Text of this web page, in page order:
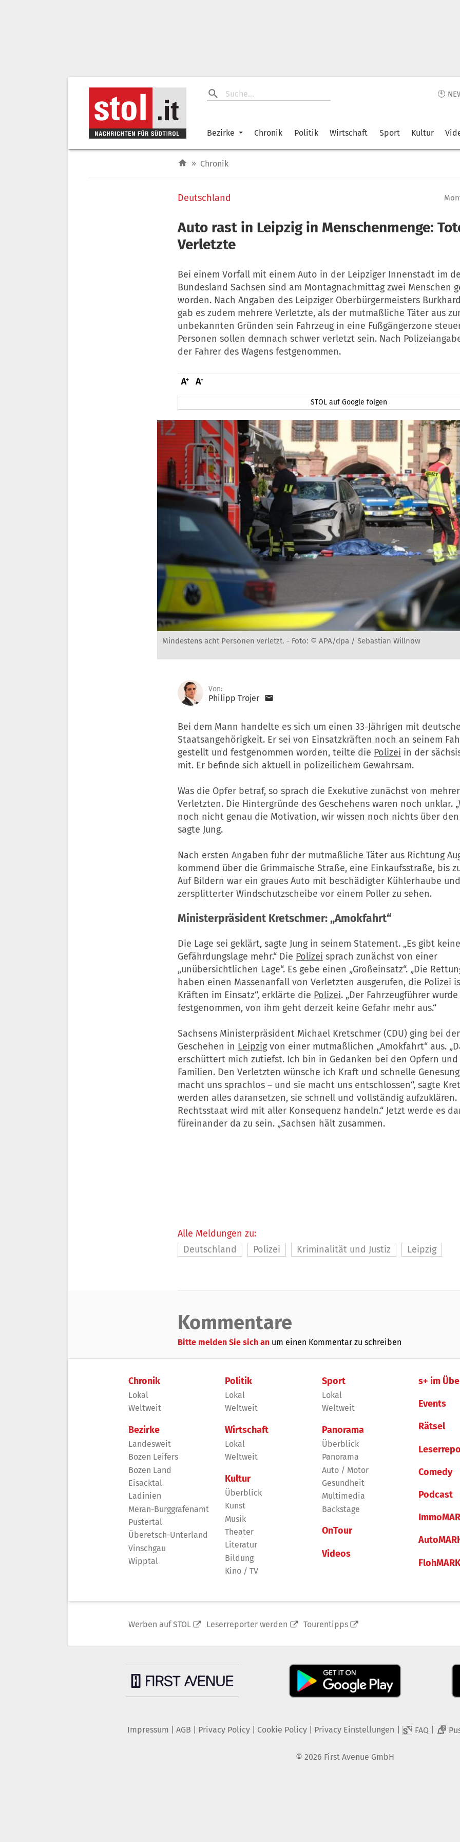
🕙
Bezirke Chronik Politik Wirtschaft Sport Kultur
» Chronik
Deutschland
Auto rast in Leipzig in Menschenmenge:
Verletzte
Bei einem Vorfall mit einem Auto in der Leipziger Innenstadt im
Bundesland Sachsen sind am Montagnachmittag zwei Menschen
worden. Nach Angaben des Leipziger Oberbürgermeisters Burkhard
gab es zudem mehrere Verletzte, als der mutmaßliche Täter aus
unbekannten Gründen sein Fahrzeug in eine Fußgängerzone
Personen sollen demnach schwer verletzt sein. Nach
der Fahrer des Wagens festgenommen.
STOL auf Google folgen
Mindestens acht Personen verletzt. - Foto: © APA/dpa / Sebastian Willnow
Von:
Philipp Trojer
Bei dem Mann handelte es sich um einen 33-Jährigen mit
Staatsangehörigkeit. Er sei von Einsatzkräften noch an seinem
gestellt und festgenommen worden, teilte die Polizei in der
mit. Er befinde sich aktuell in polizeilichem Gewahrsam.
Was die Opfer betraf, so sprach die Exekutive zunächst von
Verletzten. Die Hintergründe des Geschehens waren noch unklar.
noch nicht genau die Motivation, wir wissen noch nichts über den
sagte Jung.
Nach ersten Angaben fuhr der mutmaßliche Täter aus Richtung
kommend über die Grimmaische Straße, eine Einkaufsstraße, bis
Auf Bildern war ein graues Auto mit beschädigter Kühlerhaube und
zersplitterter Windschutzscheibe vor einem Poller zu sehen.
Ministerpräsident Kretschmer: „Amokfahrt“
Die Lage sei geklärt, sagte Jung in seinem Statement. „Es gibt keine
Gefährdungslage mehr.“ Die Polizei sprach zunächst von einer
„unübersichtlichen Lage“. Es gebe einen „Großeinsatz“. „Die
haben einen Massenanfall von Verletzten ausgerufen, die Polizei
Kräften im Einsatz“, erklärte die Polizei. „Der Fahrzeugführer wurde
festgenommen, von ihm geht derzeit keine Gefahr mehr aus.“
Sachsens Ministerpräsident Michael Kretschmer (CDU) ging bei
Geschehen in Leipzigvon einer mutmaßlichen „Amokfahrt“ aus.
erschüttert mich zutiefst. Ich bin in Gedanken bei den Opfern und
Familien. Den Verletzten wünsche ich Kraft und schnelle
macht uns sprachlos – und sie macht uns entschlossen“, sagte
werden alles daransetzen, sie schnell und vollständig aufzuklären.
Rechtsstaat wird mit aller Konsequenz handeln.“ Jetzt werde es
füreinander da zu sein. „Sachsen hält zusammen.
Alle Meldungen zu:
Deutschland
Polizei Kriminalität und Justiz Leipzig
Kommentare
Bitte melden Sie sich an um einen Kommentar zu schreiben
Chronik
Lokal
Weltweit
Bezirke
Landesweit
Bozen Leifers
Bozen Land
Eisacktal
Ladinien
Meran-Burggrafenamt
Pustertal
Überetsch-Unterland
Vinschgau
Wipptal
Politik
Lokal
Weltweit
Wirtschaft
Lokal
Weltweit
Kultur
Überblick
Kunst
Musik
Theater
Literatur
Bildung
Kino / TV
Sport
Lokal
Weltweit
Panorama
Überblick
Panorama
Auto / Motor
Gesundheit
Multimedia
Backstage
OnTour
Videos
s+ im
Events
Rätsel
Comedy
Podcast
Werben auf STOL Leserreporter werden Tourentipps
Impressum AGB Privacy Policy| Cookie Policy| Privacy Einstellungen FAQ 2
© 2026 First Avenue GmbH